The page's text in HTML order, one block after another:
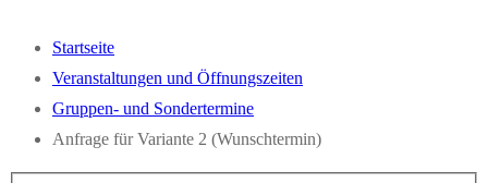
Startseite
Veranstaltungen und Öffnungszeiten
Gruppen- und Sondertermine
Anfrage für Variante 2 (Wunschtermin)